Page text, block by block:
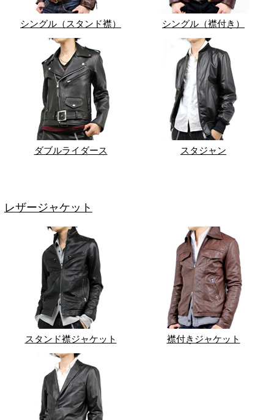
シングル（スタンド襟） シングル（襟付き）
ダブルライダース スタジャン
レザージャケット
スタンド襟ジャケット 襟付きジャケット